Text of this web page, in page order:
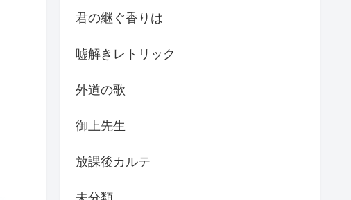
君の継ぐ香りは
嘘解きレトリック
外道の歌
御上先生
放課後カルテ